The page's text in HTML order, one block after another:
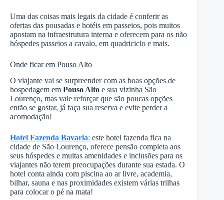
Uma das coisas mais legais da cidade é conferir as
ofertas das pousadas e hotéis em passeios, pois muitos
apostam na infraestrutura interna e oferecem para os não
hóspedes passeios a cavalo, em quadriciclo e mais.
Onde ficar em Pouso Alto
O viajante vai se surpreender com as boas opções de
hospedagem em Pouso Alto e sua vizinha São
Lourenço, mas vale reforçar que são poucas opções
então se gostar, já faça sua reserva e evite perder a
acomodação!
Hotel Fazenda Bavaria: este hotel fazenda fica na
cidade de São Lourenço, oferece pensão completa aos
seus hóspedes e muitas amenidades e inclusões para os
viajantes não terem preocupações durante sua estada. O
hotel conta ainda com piscina ao ar livre, academia,
bilhar, sauna e nas proximidades existem várias trilhas
para colocar o pé na mata!